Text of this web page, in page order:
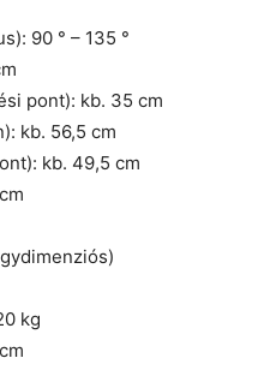
90 ° – 135 °
pont): kb. 35 cm
kb. 56,5 cm
kb. 49,5 cm
kg